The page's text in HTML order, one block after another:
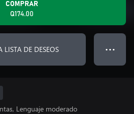
COMPRAR
Q174.00
LISTA DE DESEOS ● ● ●
Lenguaje moderado